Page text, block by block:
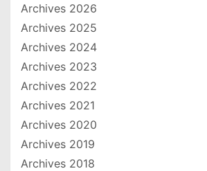
Archives 2026
Archives 2025
Archives 2024
Archives 2023
Archives 2022
Archives 2021
Archives 2020
Archives 2019
Archives 2018